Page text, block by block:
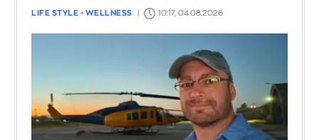
LIFE STYLE - WELLNESS 10:17, 04.08.2026